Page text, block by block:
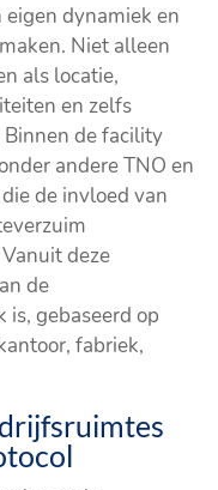
dynamiek en
Niet alleen
als locatie,
en zelfs
de facility
andere TNO en
de invloed van
deze
de
gebaseerd op
fabriek,